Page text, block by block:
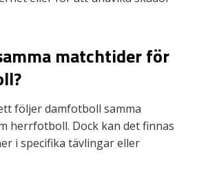
matchtider för
följer damfotboll samma
herrfotboll. Dock kan det finnas
i specifika tävlingar eller